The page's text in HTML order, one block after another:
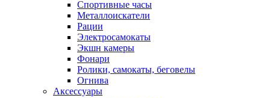
Спортивные часы
Металлоискатели
Рации
Электросамокаты
Экшн камеры
Фонари
Ролики, самокаты, беговелы
Огнива
Аксессуары